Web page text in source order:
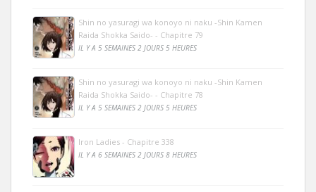
Shin no yasuragi wa konoyo ni naku -Shin Kamen
Raida Shokka Saido- - Chapitre 79
IL Y A 5 SEMAINES 2 JOURS 5 HEURES
Shin no yasuragi wa konoyo ni naku -Shin Kamen
Raida Shokka Saido- - Chapitre 78
IL Y A 5 SEMAINES 2 JOURS 5 HEURES
Iron Ladies - Chapitre 338
IL Y A 6 SEMAINES 2 JOURS 8 HEURES